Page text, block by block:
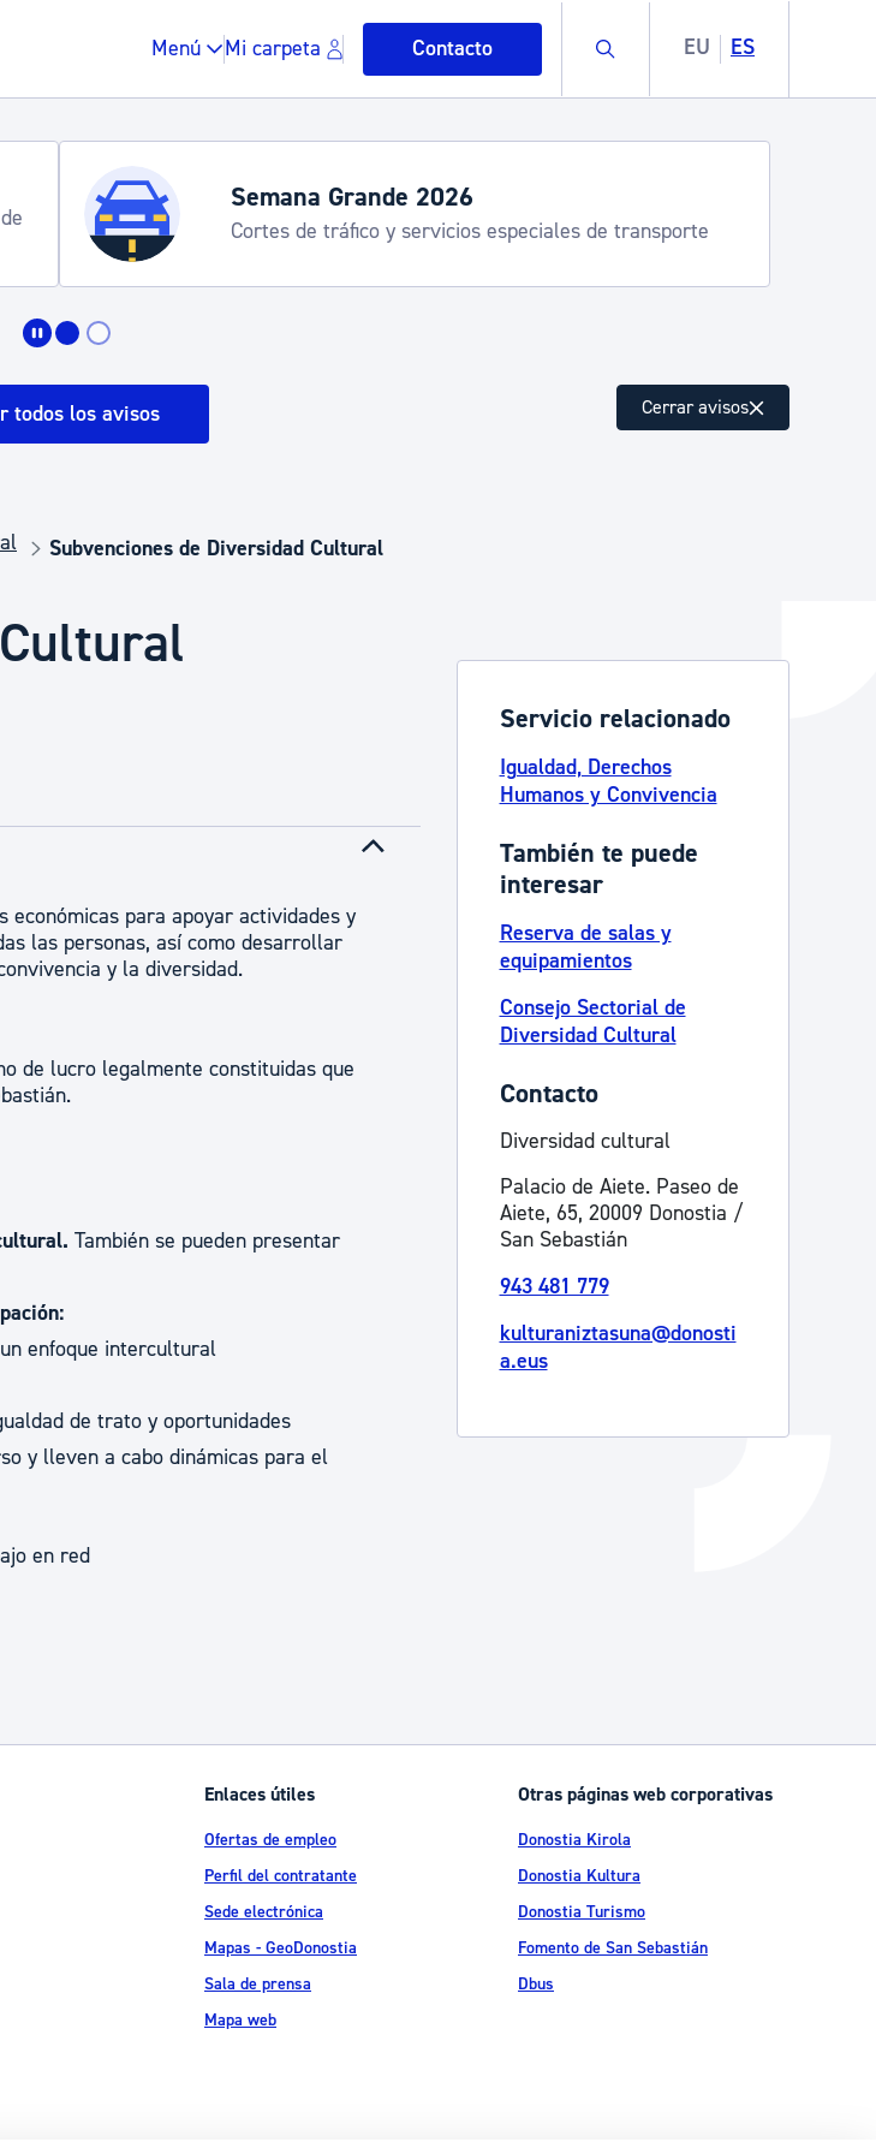
Menú Mi carpeta Contacto Buscar EU ES
Espacio público, residuos y medioambiente
Euskera
Desarrollo económico y empleo
Cultura
Turismo
Portal de transparencia
Ayuda a la tramitación
Semana Grande 2026
Cortes de tráfico y servicios especiales de transporte
todos los avisos Cerrar avisos
Subvenciones de Diversidad Cultural
económicas para apoyar actividades y
las personas, así como desarrollar
y la diversidad.
de lucro legalmente constituidas que
También se pueden presentar
enfoque intercultural
de trato y oportunidades
y lleven a cabo dinámicas para el
en red
Servicio relacionado
Igualdad, Derechos
Humanos y Convivencia
También te puede
interesar
Reserva de salas y
equipamientos
Consejo Sectorial de
Diversidad Cultural
Contacto
Diversidad cultural
Palacio de Aiete. Paseo de
Aiete, 65, 20009 Donostia /
San Sebastián
943 481 779
kulturaniztasuna@donosti
a.eus
Enlaces útiles
Ofertas de empleo
Perfil del contratante
Sede electrónica
Mapas - GeoDonostia
Sala de prensa
Mapa web
Otras páginas web corporativas
Donostia Kirola
Donostia Kultura
Donostia Turismo
Fomento de San Sebastián
Dbus